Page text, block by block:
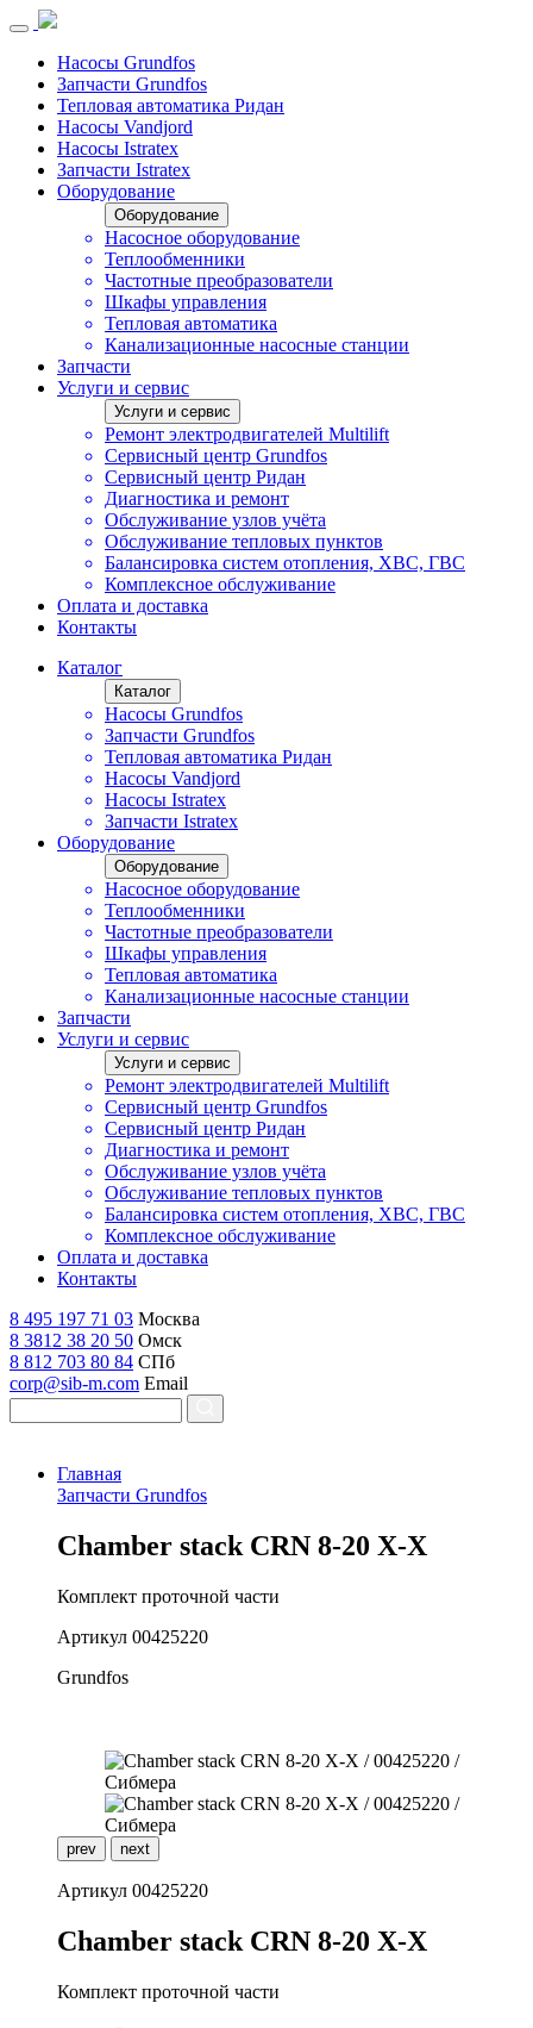
Насосы Grundfos
Запчасти Grundfos
Тепловая автоматика Ридан
Насосы Vandjord
Насосы Istratex
Запчасти Istratex
Оборудование
Оборудование
Насосное оборудование
Теплообменники
Частотные преобразователи
Шкафы управления
Тепловая автоматика
Канализационные насосные станции
Запчасти
Услуги и сервис
Услуги и сервис
Ремонт электродвигателей Multilift
Сервисный центр Grundfos
Сервисный центр Ридан
Диагностика и ремонт
Обслуживание узлов учёта
Обслуживание тепловых пунктов
Балансировка систем отопления, ХВС, ГВС
Комплексное обслуживание
Оплата и доставка
Контакты
Каталог
Каталог
Насосы Grundfos
Запчасти Grundfos
Тепловая автоматика Ридан
Насосы Vandjord
Насосы Istratex
Запчасти Istratex
Оборудование
Оборудование
Насосное оборудование
Теплообменники
Частотные преобразователи
Шкафы управления
Тепловая автоматика
Канализационные насосные станции
Запчасти
Услуги и сервис
Услуги и сервис
Ремонт электродвигателей Multilift
Сервисный центр Grundfos
Сервисный центр Ридан
Диагностика и ремонт
Обслуживание узлов учёта
Обслуживание тепловых пунктов
Балансировка систем отопления, ХВС, ГВС
Комплексное обслуживание
Оплата и доставка
Контакты
8 495 197 71 03 Москва
8 3812 38 20 50 Омск
8 812 703 80 84 СПб
corp@sib-m.com Email
Главная
Запчасти Grundfos
Chamber stack CRN 8-20 X-X
Комплект проточной части
Артикул 00425220
Grundfos
prev next
Артикул 00425220
Chamber stack CRN 8-20 X-X
Комплект проточной части